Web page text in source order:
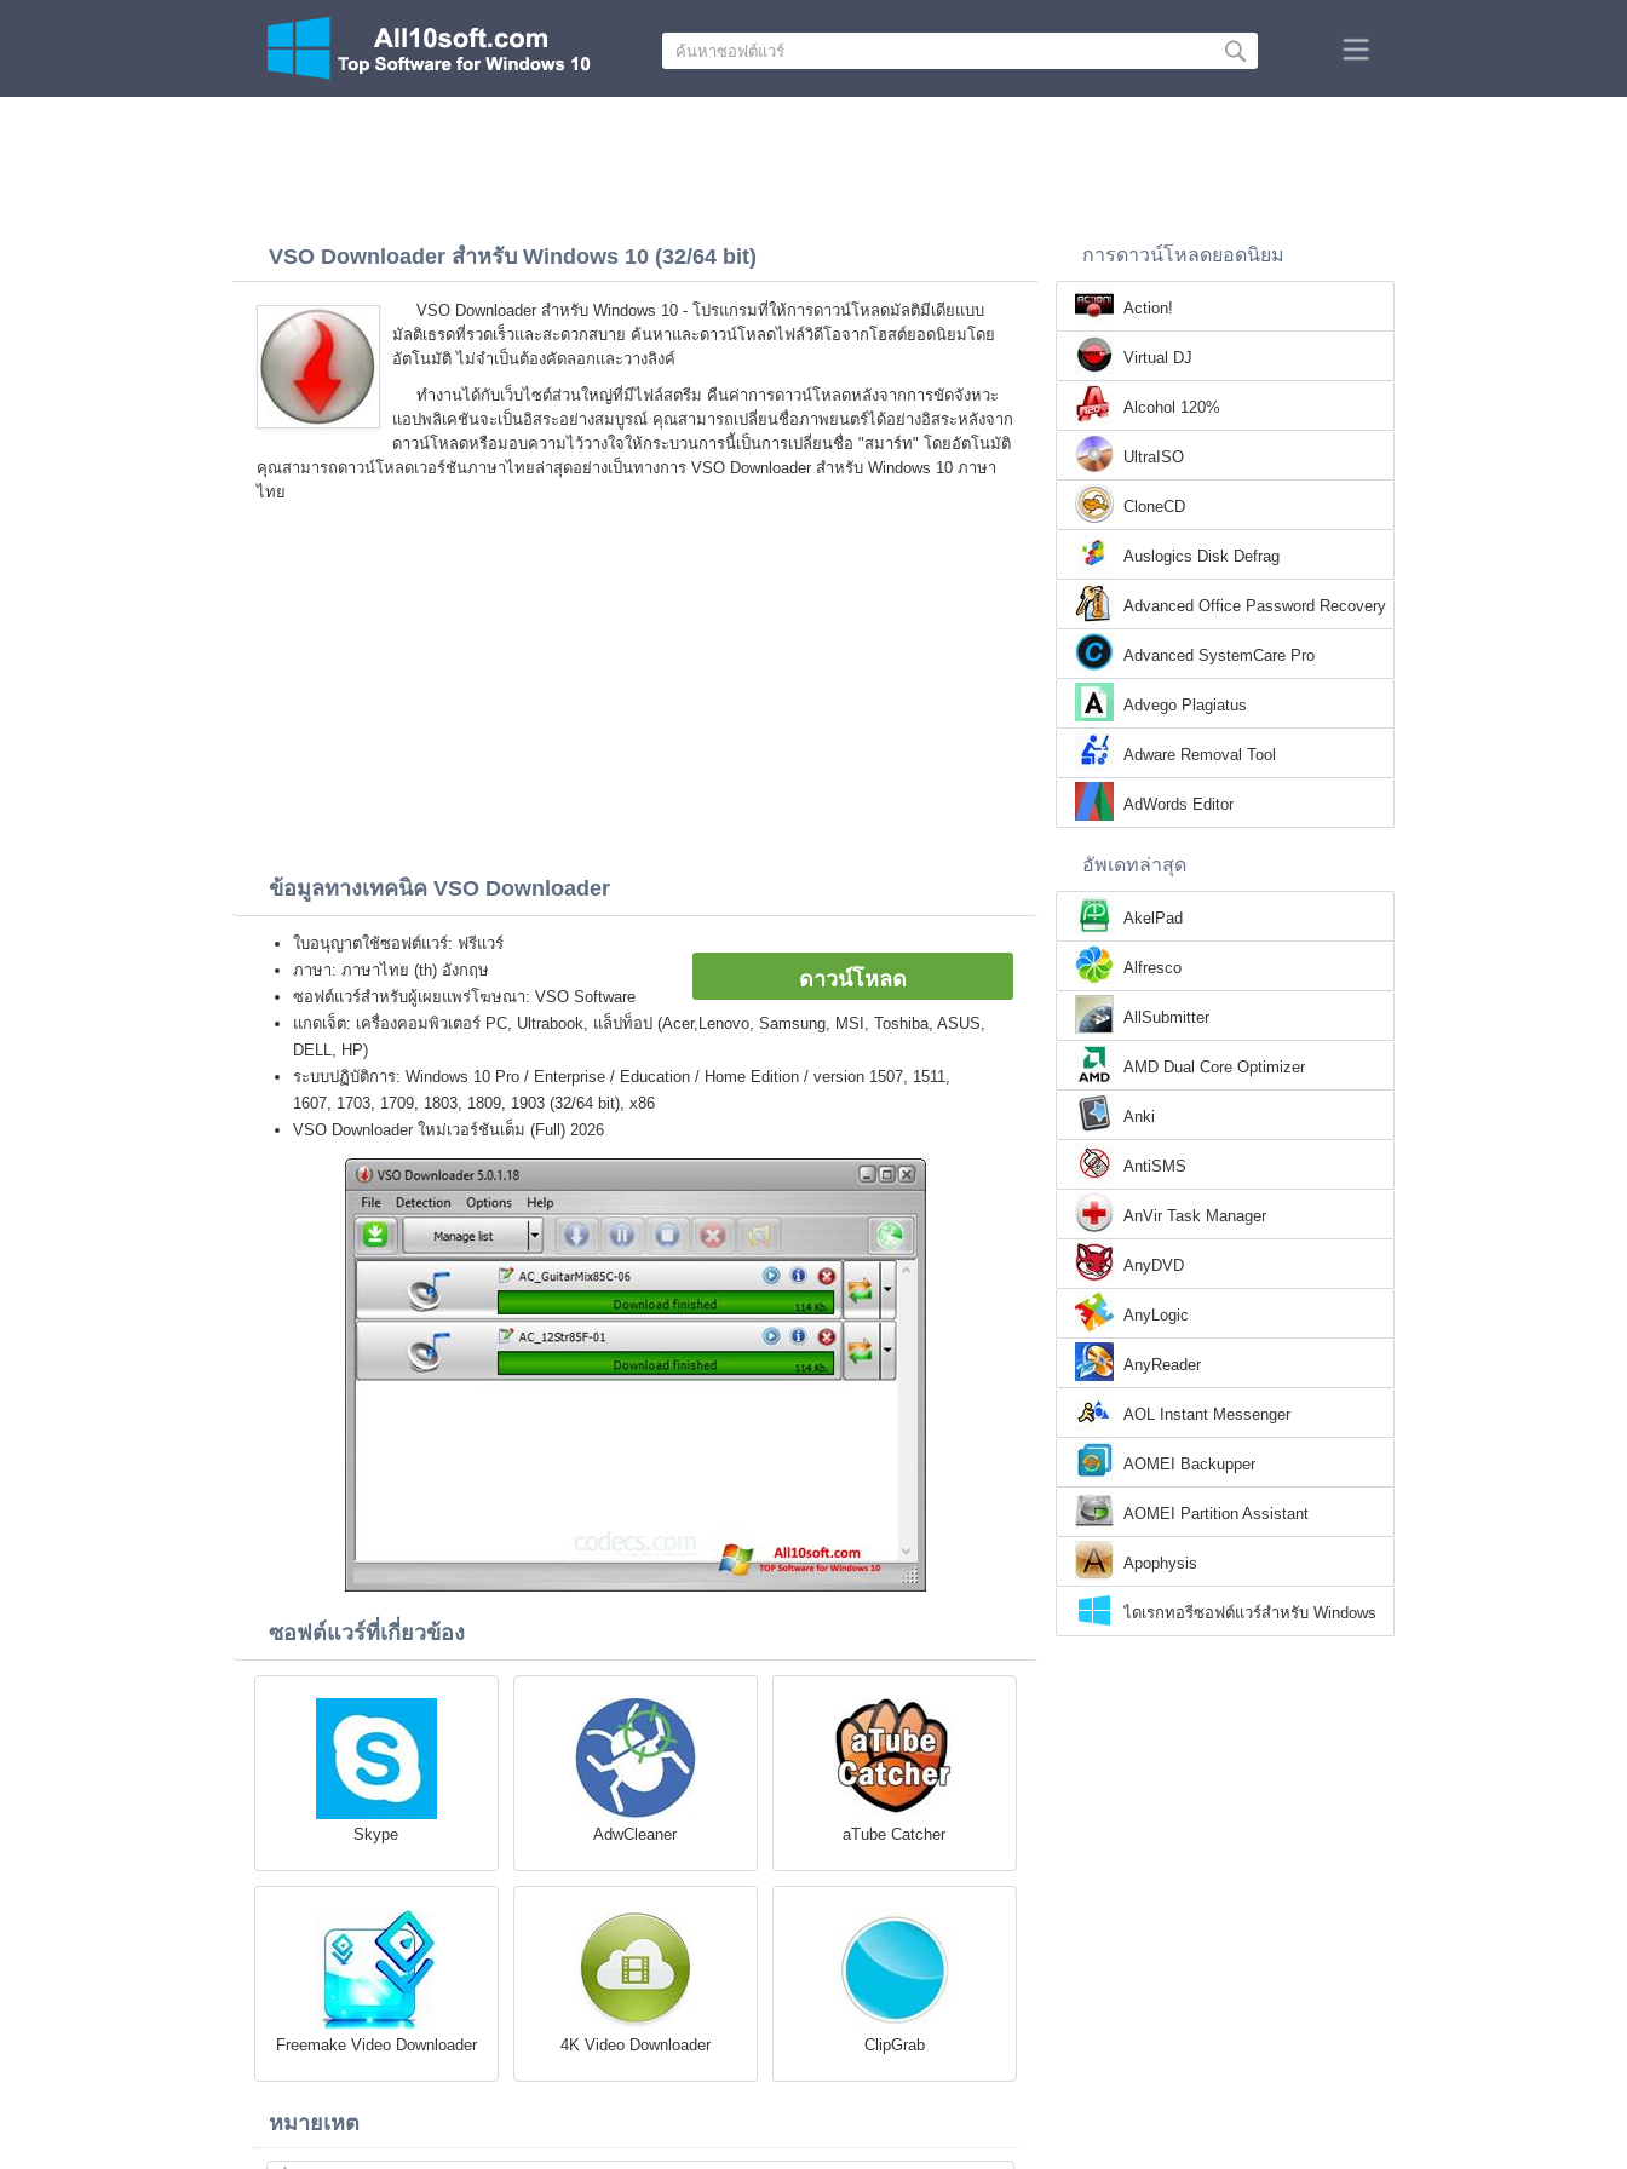
VSO Downloader สำหรับ Windows 10 (32/64 bit)
VSO Downloader สำหรับ Windows 10 - โปรแกรมที่ให้การดาวน์โหลดมัลติมีเดียแบบ
มัลติเธรดที่รวดเร็วและสะดวกสบาย ค้นหาและดาวน์โหลดไฟล์วิดีโอจากโฮสต์ยอดนิยมโดย
อัตโนมัติ ไม่จำเป็นต้องคัดลอกและวางลิงค์
ทำงานได้กับเว็บไซต์ส่วนใหญ่ที่มีไฟล์สตรีม คืนค่าการดาวน์โหลดหลังจากการขัดจังหวะ
แอปพลิเคชันจะเป็นอิสระอย่างสมบูรณ์ คุณสามารถเปลี่ยนชื่อภาพยนตร์ได้อย่างอิสระหลังจาก
ดาวน์โหลดหรือมอบความไว้วางใจให้กระบวนการนี้เป็นการเปลี่ยนชื่อ "สมาร์ท" โดยอัตโนมัติ
คุณสามารถดาวน์โหลดเวอร์ชันภาษาไทยล่าสุดอย่างเป็นทางการ VSO Downloader สำหรับ Windows 10 ภาษา
ไทย
ข้อมูลทางเทคนิค VSO Downloader
ดาวน์โหลด
ใบอนุญาตใช้ซอฟต์แวร์: ฟรีแวร์
ภาษา: ภาษาไทย (th) อังกฤษ
ซอฟต์แวร์สำหรับผู้เผยแพร่โฆษณา: VSO Software
แกดเจ็ต: เครื่องคอมพิวเตอร์ PC, Ultrabook, แล็ปท็อป (Acer,Lenovo, Samsung, MSI, Toshiba, ASUS,
DELL, HP)
ระบบปฏิบัติการ: Windows 10 Pro / Enterprise / Education / Home Edition / version 1507, 1511,
1607, 1703, 1709, 1803, 1809, 1903 (32/64 bit), x86
VSO Downloader ใหม่เวอร์ชันเต็ม (Full) 2026
ซอฟต์แวร์ที่เกี่ยวข้อง
Skype AdwCleaner aTube Catcher
Freemake Video Downloader 4K Video Downloader ClipGrab
หมายเหต
การดาวน์โหลดยอดนิยม
Action!
Virtual DJ
Alcohol 120%
UltraISO
CloneCD
Auslogics Disk Defrag
Advanced Office Password Recovery
Advanced SystemCare Pro
Advego Plagiatus
Adware Removal Tool
AdWords Editor
อัพเดทล่าสุด
AkelPad
Alfresco
AllSubmitter
AMD Dual Core Optimizer
Anki
AntiSMS
AnVir Task Manager
AnyDVD
AnyLogic
AnyReader
AOL Instant Messenger
AOMEI Backupper
AOMEI Partition Assistant
Apophysis
ไดเรกทอรีซอฟต์แวร์สำหรับ Windows
10